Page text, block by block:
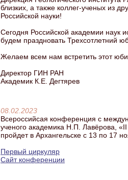
близких, а также коллег-ученых из
Российской науки!
Сегодня Российской академии наук
будем праздновать Трехсотлетний
Желаем всем нам встретить этот
Директор ГИН РАН
Академик К.Е. Дегтярев
08.02.2023
Всероссийсая конференция с
ученого академика Н.П. Лавёрова,
пройдет в Архангельске с 13 по 17
Первый циркуляр
Сайт конференции